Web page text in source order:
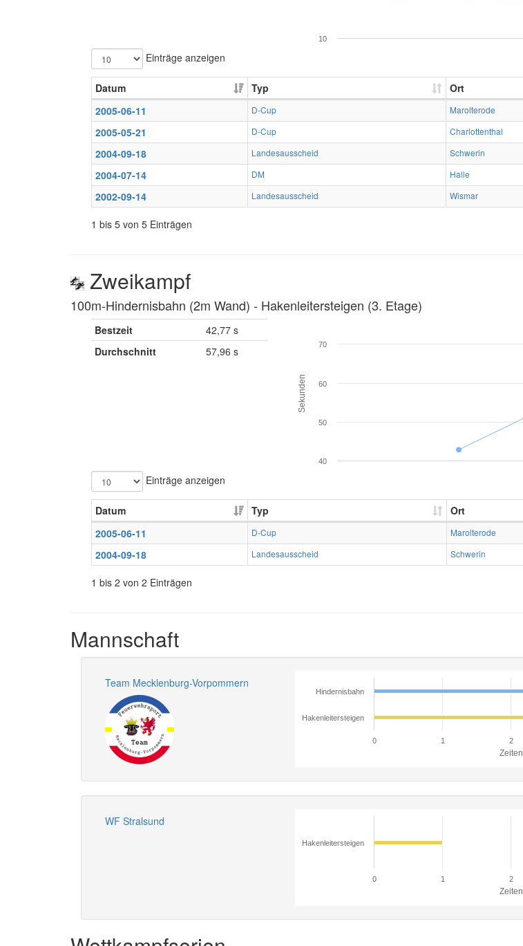
10
Einträge anzeigen
Datum Typ Ort
2005-06-11
D-Cup Marolterode
2005-05-21
D-Cup Charlottenthal
2004-09-18
Landesausscheid Schwerin
2004-07-14
DM Halle
2002-09-14
Landesausscheid Wismar
1 bis 5 von 5 Einträgen
Zweikampf
100m-Hindernisbahn (2m Wand) ‐ Hakenleitersteigen (3. Etage)
Bestzeit
42,77 s
Durchschnitt
57,96 s
Sekunden
40
50
60
70
Einträge anzeigen
Datum Typ Ort
2005-06-11
D-Cup Marolterode
2004-09-18
Landesausscheid Schwerin
1 bis 2 von 2 Einträgen
Mannschaft
Team Mecklenburg-Vorpommern
Zeiten
Hindernisbahn
Hakenleitersteigen
0 1 2
WF Stralsund
Zeiten
Hakenleitersteigen
0 1 2